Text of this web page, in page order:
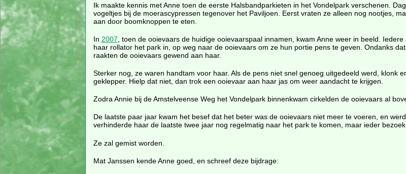
Ik maakte kennis met Anne toen de eerste Halsbandparkieten in het Vondelpark verschenen.
vogeltjes bij de moerascypressen tegenover het Paviljoen. Eerst vraten ze alleen nog nootjes,
aan door boomknoppen te eten.
In 2007 , toen de ooievaars de huidige ooievaarspaal innamen, kwam Anne weer in beeld.
haar rollator het park in, op weg naar de ooievaars om ze hun portie pens te geven. Ondanks
raakten de ooievaars gewend aan haar.
Sterker nog, ze waren handtam voor haar. Als de pens niet snel genoeg uitgedeeld werd, klonk
geklepper. Hielp dat niet, dan trok een ooievaar aan haar jas om weer aandacht te krijgen.
Zodra Annie bij de Amstelveense Weg het Vondelpark binnenkwam cirkelden de ooievaars al
De laatste paar jaar kwam het besef dat het beter was de ooievaars niet meer te voeren, en
verhinderde haar de laatste twee jaar nog regelmatig naar het park te komen, maar ieder
Ze zal gemist worden.
Mat Janssen kende Anne goed, en schreef deze bijdrage: